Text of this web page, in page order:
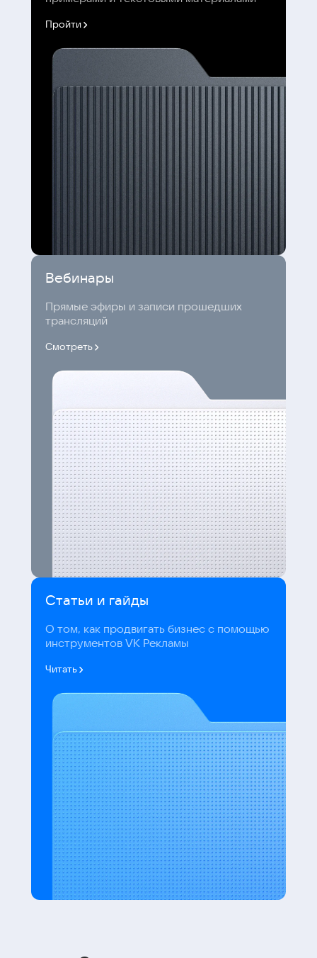
Пройти
Вебинары
Прямые эфиры и записи прошедших
трансляций
Смотреть
Статьи и гайды
О том, как продвигать бизнес с помощью
инструментов VK Рекламы
Читать